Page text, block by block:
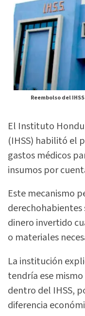
Reembolso del
El Instituto
(IHSS) habilitó el
gastos médicos
insumos por
Este mecanismo
dinero invertido
o materiales
La institución
tendría ese
dentro del IHSS,
diferencia